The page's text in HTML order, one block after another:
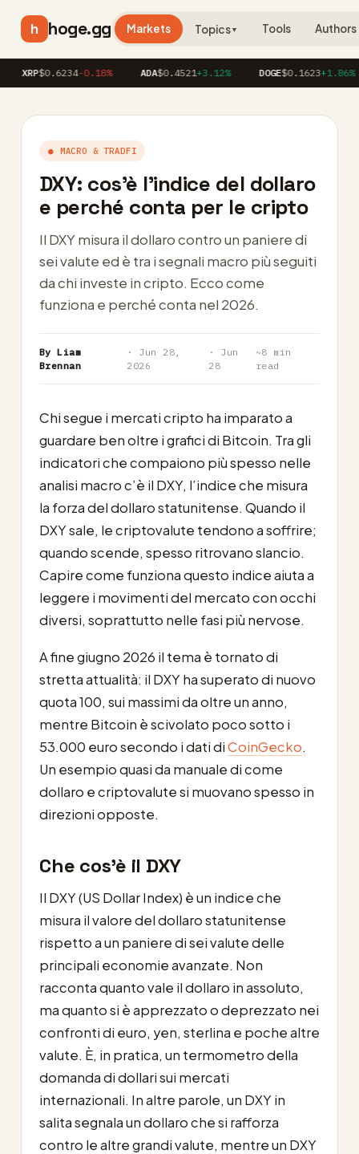
h hoge.gg Markets Topics▼ Tools Authors
$0.6234-0.18% ADA $0.4521+3.12% DOGE $0.1623+1.86%
● MACRO & TRADFI
DXY: cos’è l’indice del dollaro
e perché conta per le cripto
Il DXY misura il dollaro contro un paniere di
sei valute ed è tra i segnali macro più seguiti
da chi investe in cripto. Ecco come
funziona e perché conta nel 2026.
By Liam
Brennan
· Jun 28,
2026
· Jun
28
~8 min
read
Chi segue i mercati cripto ha imparato a
guardare ben oltre i grafici di Bitcoin. Tra gli
indicatori che compaiono più spesso nelle
analisi macro c’è il DXY, l’indice che misura
la forza del dollaro statunitense. Quando il
DXY sale, le criptovalute tendono a soffrire;
quando scende, spesso ritrovano slancio.
Capire come funziona questo indice aiuta a
leggere i movimenti del mercato con occhi
diversi, soprattutto nelle fasi più nervose.
A fine giugno 2026 il tema è tornato di
stretta attualità: il DXY ha superato di nuovo
quota 100, sui massimi da oltre un anno,
mentre Bitcoin è scivolato poco sotto i
53.000 euro secondo i dati diCoinGecko.
Un esempio quasi da manuale di come
dollaro e criptovalute si muovano spesso in
direzioni opposte.
Che cos’è il DXY
Il DXY (US Dollar Index) è un indice che
misura il valore del dollaro statunitense
rispetto a un paniere di sei valute delle
principali economie avanzate. Non
racconta quanto vale il dollaro in assoluto,
ma quanto si è apprezzato o deprezzato nei
confronti di euro, yen, sterlina e poche altre
valute. È, in pratica, un termometro della
domanda di dollari sui mercati
internazionali. In altre parole, un DXY in
salita segnala un dollaro che si rafforza
contro le altre grandi valute, mentre un DXY